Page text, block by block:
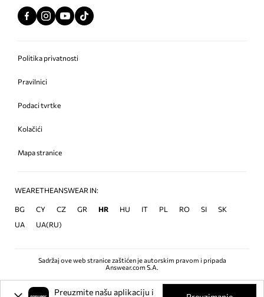
Politika privatnosti
Pravilnici
Podaci tvrtke
Kolačići
Mapa stranice
WEARETHEANSWEAR IN:
BG CY CZ GR HR HU IT PL RO SI
SK
UA
UA(RU)
Sadržaj ove web stranice zaštićen je autorskim pravom i pripada
Answear.com S.A.
Preuzmite našu aplikaciju i